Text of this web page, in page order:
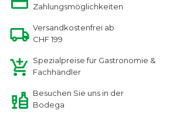
Zahlungsmöglichkeiten
Versandkostenfrei ab
CHF 199
Spezialpreise für Gastronomie &
Fachhändler
Besuchen Sie uns in der
Bodega